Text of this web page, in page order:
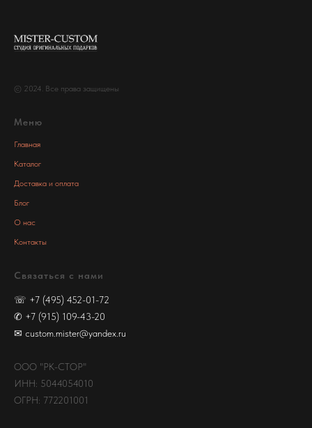
© 2024. Все права защищены
Меню
Главная
Каталог
Доставка и оплата
Блог
О нас
Контакты
Связаться с нами
☏ +7 (495) 452-01-72
✆ +7 (915) 109-43-20
✉ custom.mister@yandex.ru
ООО "РК-СТОР"
ИНН: 5044054010
ОГРН: 772201001